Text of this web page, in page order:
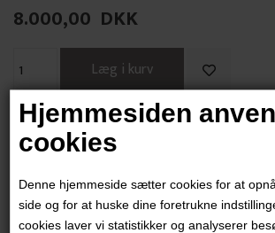
Hjemmesiden
cookies
Denne hjemmeside sætter cookies for at
side og for at huske dine foretrukne
cookies laver vi statistikker og analyserer
8.000,00 DKK
"Balance"
Akryl på lærred
Ikke indrammet